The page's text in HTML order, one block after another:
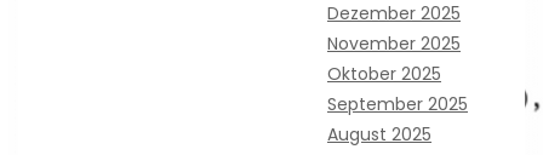
Dezember 2025
November 2025
Oktober 2025
September 2025
August 2025